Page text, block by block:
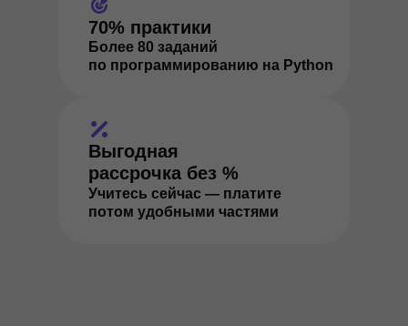
70% практики
Более 80 заданий
по программированию на Python
Выгодная
рассрочка без %
Учитесь сейчас — платите
потом удобными частями